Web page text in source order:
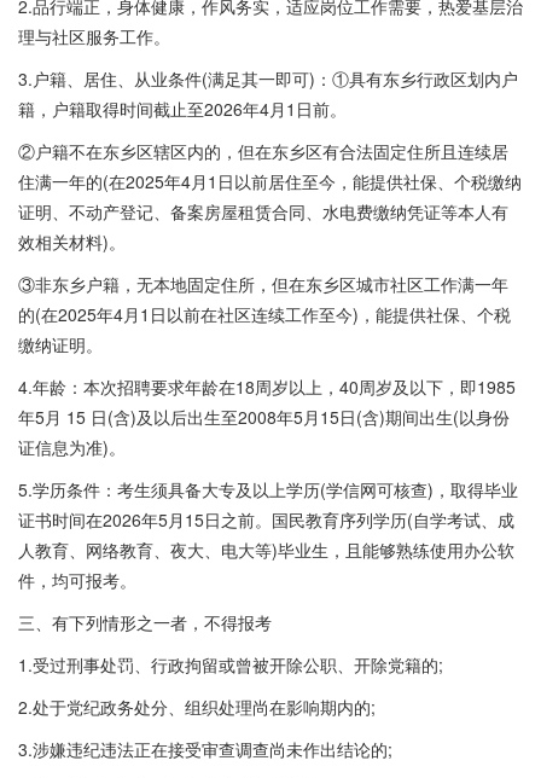
2.品行端正，身体健康，作风务实，适应岗位工作需要，热爱基层治
理与社区服务工作。
3.户籍、居住、从业条件(满足其一即可)：①具有东乡行政区划内户
籍，户籍取得时间截止至2026年4月1日前。
②户籍不在东乡区辖区内的，但在东乡区有合法固定住所且连续居
住满一年的(在2025年4月1日以前居住至今，能提供社保、个税缴纳
证明、不动产登记、备案房屋租赁合同、水电费缴纳凭证等本人有
效相关材料)。
③非东乡户籍，无本地固定住所，但在东乡区城市社区工作满一年
的(在2025年4月1日以前在社区连续工作至今)，能提供社保、个税
缴纳证明。
4.年龄：本次招聘要求年龄在18周岁以上，40周岁及以下，即1985
年5月 15 日(含)及以后出生至2008年5月15日(含)期间出生(以身份
证信息为准)。
5.学历条件：考生须具备大专及以上学历(学信网可核查)，取得毕业
证书时间在2026年5月15日之前。国民教育序列学历(自学考试、成
人教育、网络教育、夜大、电大等)毕业生，且能够熟练使用办公软
件，均可报考。
三、有下列情形之一者，不得报考
1.受过刑事处罚、行政拘留或曾被开除公职、开除党籍的;
2.处于党纪政务处分、组织处理尚在影响期内的;
3.涉嫌违纪违法正在接受审查调查尚未作出结论的;